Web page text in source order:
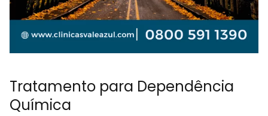
Tratamento para Dependência
Química